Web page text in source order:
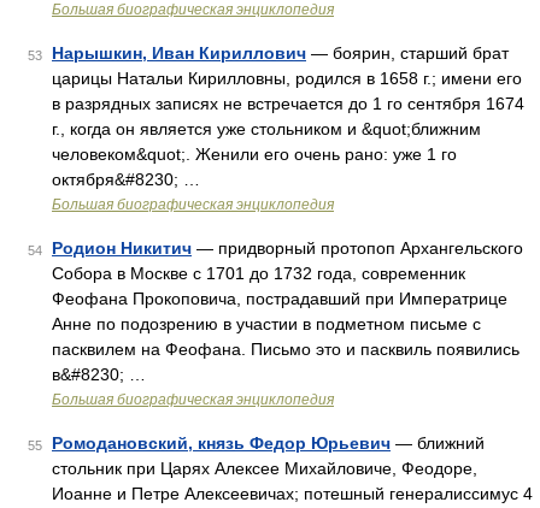
Большая биографическая энциклопедия
53 Нарышкин, Иван Кириллович — боярин, старший брат
царицы Натальи Кирилловны, родился в 1658 г.; имени его
в разрядных записях не встречается до 1 го сентября 1674
г., когда он является уже стольником и &quot;ближним
человеком&quot;. Женили его очень рано: уже 1 го
октября&#8230; …
Большая биографическая энциклопедия
54 Родион Никитич — придворный протопоп Архангельского
Собора в Москве с 1701 до 1732 года, современник
Феофана Прокоповича, пострадавший при Императрице
Анне по подозрению в участии в подметном письме с
пасквилем на Феофана. Письмо это и пасквиль появились
в&#8230; …
Большая биографическая энциклопедия
55 Ромодановский, князь Федор Юрьевич — ближний
стольник при Царях Алексее Михайловиче, Феодоре,
Иоанне и Петре Алексеевичах; потешный генералиссимус 4